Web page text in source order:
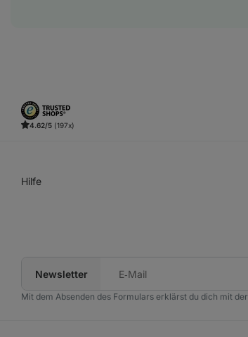
4.62/5 (197x)
Hilfe
Newsletter
Deine
Mit dem Absenden des Formulars erklärst du dich mit der